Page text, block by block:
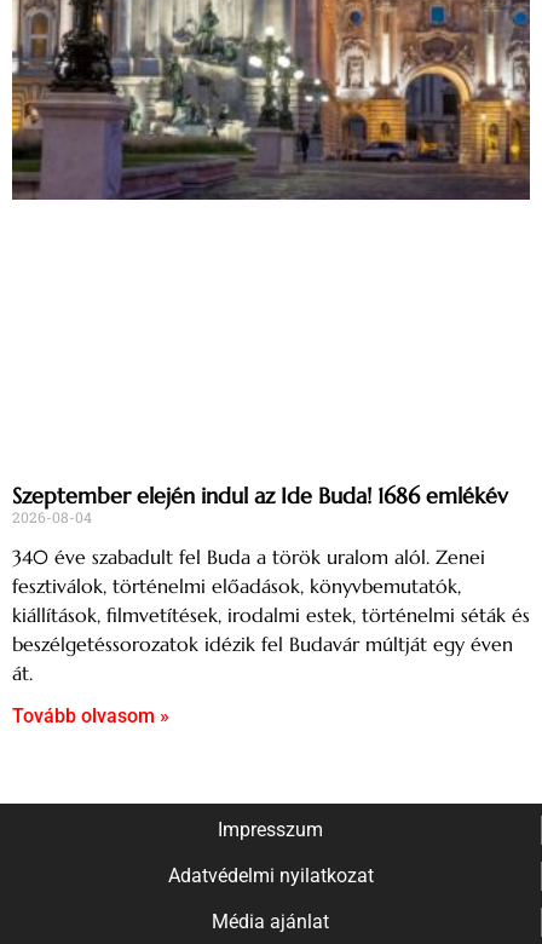
Szeptember elején indul az Ide Buda! 1686 emlékév
2026-08-04
340 éve szabadult fel Buda a török uralom alól. Zenei
fesztiválok, történelmi előadások, könyvbemutatók,
kiállítások, filmvetítések, irodalmi estek, történelmi séták és
beszélgetéssorozatok idézik fel Budavár múltját egy éven
át.
Tovább olvasom »
Impresszum
Adatvédelmi nyilatkozat
Média ajánlat